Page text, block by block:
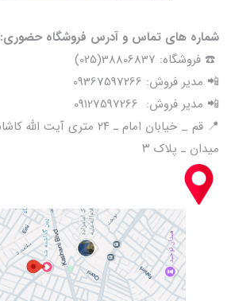
شماره های تماس و آدرس فروشگاه حضوری:
☎️ فروشگاه: 38806837(025)
📲 مدیر فروش: 09367597266
📲 مدیر فروش: 09127597266
میدان ـ پلاک ۳